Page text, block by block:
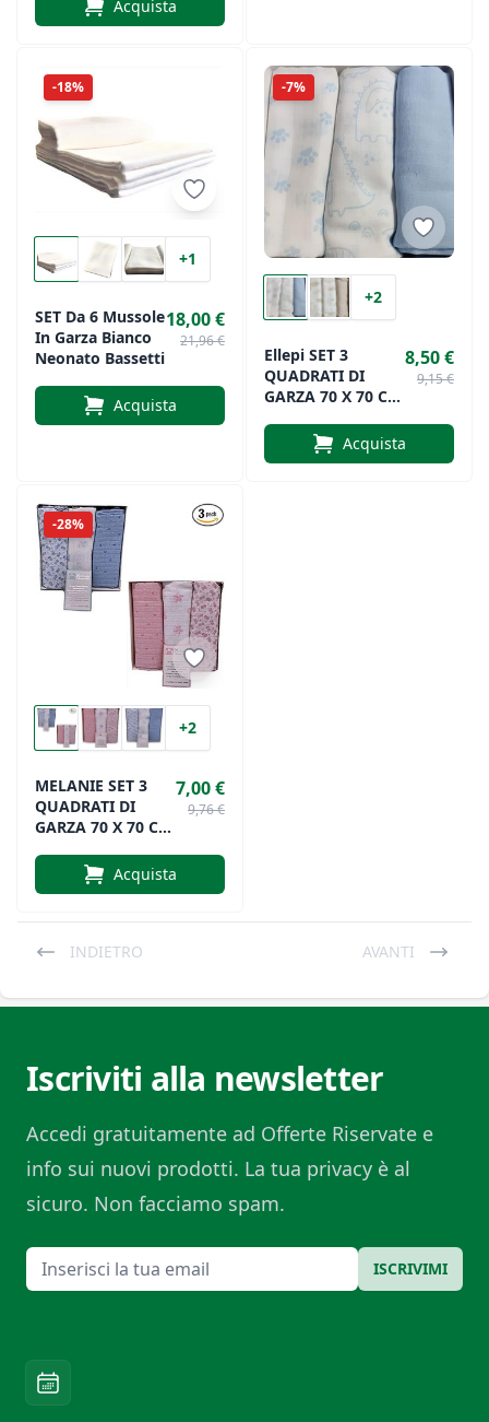
Acquista
-18%
+1
SET Da 6 Mussole
In Garza Bianco
Neonato Bassetti
18,00 €
21,96 €
Acquista
-7%
+2
Ellepi SET 3
QUADRATI DI
GARZA 70 X 70 Cm
8,50 €
9,15 €
Acquista
-28%
+2
MELANIE SET 3
QUADRATI DI
GARZA 70 X 70 Cm
7,00 €
9,76 €
Acquista
INDIETRO AVANTI
Iscriviti alla newsletter
Accedi gratuitamente ad Offerte Riservate e
info sui nuovi prodotti. La tua privacy è al
sicuro. Non facciamo spam.
Email ISCRIVIMI